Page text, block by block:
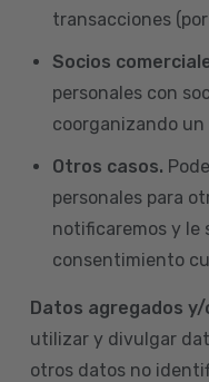
transacciones
Socios
personales con
coorganizando un
Otros casos.
personales para
notificaremos y le
consentimiento
Datos agregados y/
utilizar y divulgar
otros datos no